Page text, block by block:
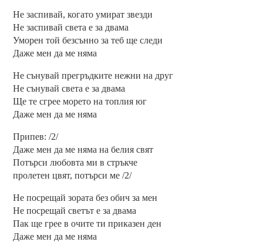
Не заспивай, когато умират звезди
Не заспивай света е за двама
Уморен той безсънно за теб ще следи
Даже мен да ме няма
Не сънувай прегръдките нежни на друг
Не сънувай света е за двама
Ще те сгрее морето на топлия юг
Даже мен да ме няма
Припев: /2/
Даже мен да ме няма на белия свят
Потърси любовта ми в стръкче
пролетен цвят, потърси ме /2/
Не посрещай зората без обич за мен
Не посрещай светът е за двама
Пак ще грее в очите ти приказен ден
Даже мен да ме няма